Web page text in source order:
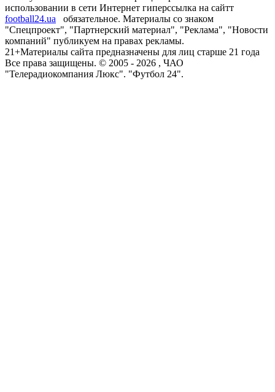
использовании в сети Интернет гиперссылка на сайтт
football24.ua
обязательное. Материалы со знаком
"Спецпроект", "Партнерский материал", "Реклама", "Новости
компаний" публикуем на правах рекламы.
21+Материалы сайта предназначены для лиц старше 21 года
Все права защищены. © 2005 - 2026 , ЧАО
"Телерадиокомпания Люкс". "Футбол 24".